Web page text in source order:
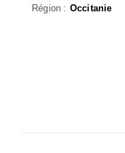
Région : Occitanie